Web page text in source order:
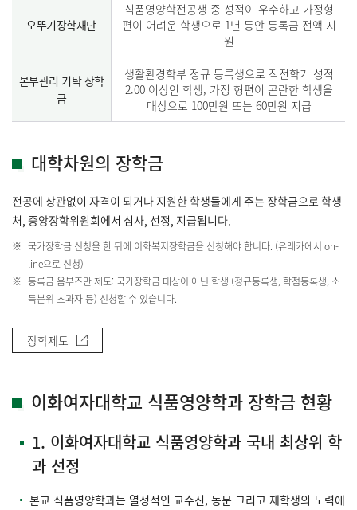
오뚜기장학재단
식품영양학전공생 중 성적이 우수하고 가정형
편이 어려운 학생으로 1년 동안 등록금 전액 지
원
본부관리 기탁 장학
금
생활환경학부 정규 등록생으로 직전학기 성적
2.00 이상인 학생, 가정 형편이 곤란한 학생을
대상으로 100만원 또는 60만원 지급
대학차원의 장학금
전공에 상관없이 자격이 되거나 지원한 학생들에게 주는 장학금으로 학생
처, 중앙장학위원회에서 심사, 선정, 지급됩니다.
국가장학금 신청을 한 뒤에 이화복지장학금을 신청해야 합니다. (유레카에서 on-
line으로 신청)
등록금 옴부즈만 제도: 국가장학금 대상이 아닌 학생 (정규등록생, 학점등록생, 소
득분위 초과자 등) 신청할 수 있습니다.
장학제도
이화여자대학교 식품영양학과 장학금 현황
1. 이화여자대학교 식품영양학과 국내 최상위 학
과 선정
본교 식품영양학과는 열정적인 교수진, 동문 그리고 재학생의 노력에